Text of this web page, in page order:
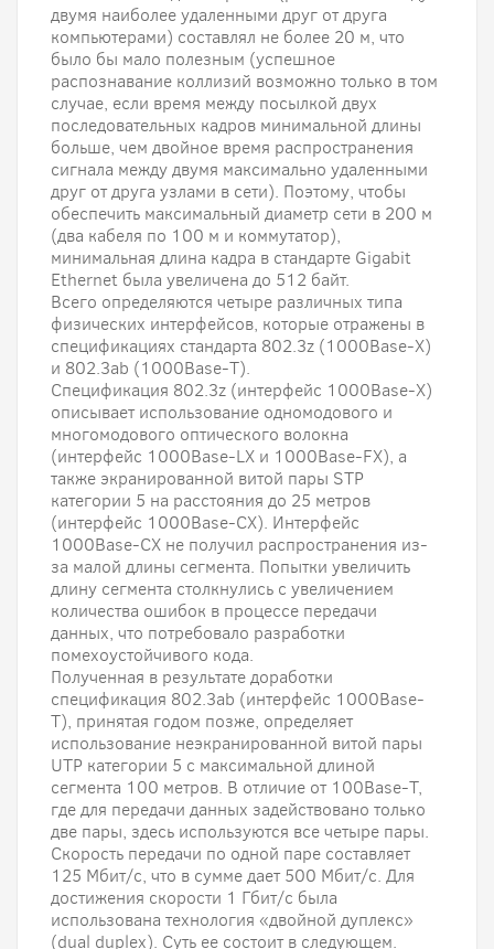
двумя наиболее удаленными друг от друга
компьютерами) составлял не более 20 м, что
было бы мало полезным (успешное
распознавание коллизий возможно только в том
случае, если время между посылкой двух
последовательных кадров минимальной длины
больше, чем двойное время распространения
сигнала между двумя максимально удаленными
друг от друга узлами в сети). Поэтому, чтобы
обеспечить максимальный диаметр сети в 200 м
(два кабеля по 100 м и коммутатор),
минимальная длина кадра в стандарте Gigabit
Ethernet была увеличена до 512 байт.
Всего определяются четыре различных типа
физических интерфейсов, которые отражены в
спецификациях стандарта 802.3z (1000Base-X)
и 802.3ab (1000Base-T).
Спецификация 802.3z (интерфейс 1000Base-X)
описывает использование одномодового и
многомодового оптического волокна
(интерфейс 1000Base-LX и 1000Base-FX), а
также экранированной витой пары STP
категории 5 на расстояния до 25 метров
(интерфейс 1000Base-CX). Интерфейс
1000Base-CX не получил распространения из-
за малой длины сегмента. Попытки увеличить
длину сегмента столкнулись с увеличением
количества ошибок в процессе передачи
данных, что потребовало разработки
помехоустойчивого кода.
Полученная в результате доработки
спецификация 802.3ab (интерфейс 1000Base-
T), принятая годом позже, определяет
использование неэкранированной витой пары
UTP категории 5 с максимальной длиной
сегмента 100 метров. В отличие от 100Base-T,
где для передачи данных задействовано только
две пары, здесь используются все четыре пары.
Скорость передачи по одной паре составляет
125 Мбит/с, что в сумме дает 500 Мбит/с. Для
достижения скорости 1 Гбит/с была
использована технология «двойной дуплекс»
(dual duplex). Суть ее состоит в следующем.